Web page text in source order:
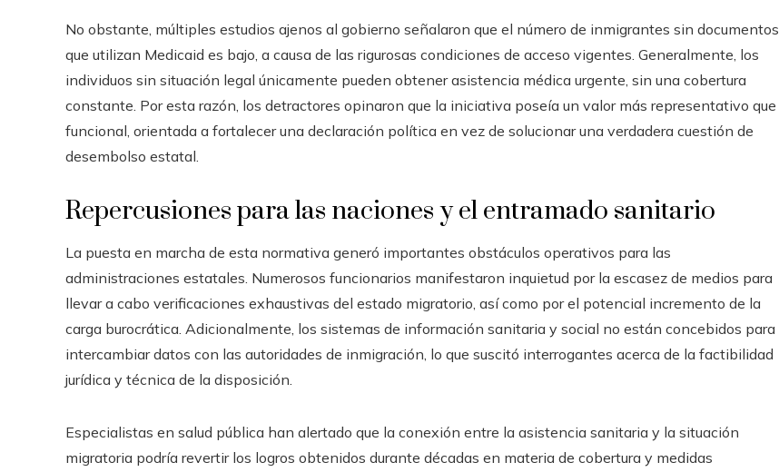
No obstante, múltiples estudios ajenos al gobierno señalaron que el número de inmigrantes sin documentos
que utilizan Medicaid es bajo, a causa de las rigurosas condiciones de acceso vigentes. Generalmente, los
individuos sin situación legal únicamente pueden obtener asistencia médica urgente, sin una cobertura
constante. Por esta razón, los detractores opinaron que la iniciativa poseía un valor más representativo que
funcional, orientada a fortalecer una declaración política en vez de solucionar una verdadera cuestión de
desembolso estatal.
Repercusiones para las naciones y el entramado sanitario
La puesta en marcha de esta normativa generó importantes obstáculos operativos para las
administraciones estatales. Numerosos funcionarios manifestaron inquietud por la escasez de medios para
llevar a cabo verificaciones exhaustivas del estado migratorio, así como por el potencial incremento de la
carga burocrática. Adicionalmente, los sistemas de información sanitaria y social no están concebidos para
intercambiar datos con las autoridades de inmigración, lo que suscitó interrogantes acerca de la factibilidad
jurídica y técnica de la disposición.
Especialistas en salud pública han alertado que la conexión entre la asistencia sanitaria y la situación
migratoria podría revertir los logros obtenidos durante décadas en materia de cobertura y medidas